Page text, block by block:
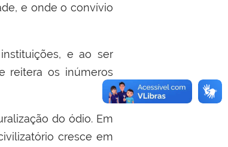
e onde o convívio
e ao ser
reitera os inúmeros
do ódio. Em
cresce em